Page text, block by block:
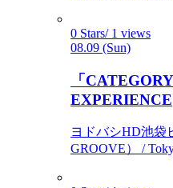
0 Stars/ 1 views
08.09 (Sun)
「
EXPERIENCE
ヨドバシHD池袋
GROOVE） /